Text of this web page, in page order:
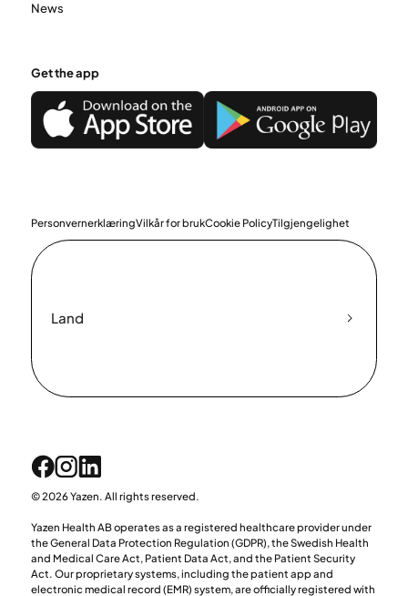
News
Get the app
PersonvernerklæringVilkår for brukCookie PolicyTilgjengelighet
Land
© 2026 Yazen. All rights reserved.
Yazen Health AB operates as a registered healthcare provider under
the General Data Protection Regulation (GDPR), the Swedish Health
and Medical Care Act, Patient Data Act, and the Patient Security
Act. Our proprietary systems, including the patient app and
electronic medical record (EMR) system, are officially registered with